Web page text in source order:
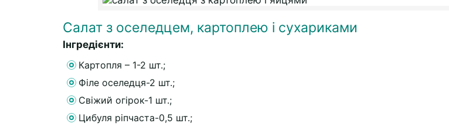
Салат з оселедцем, картоплею і сухариками
Інгредієнти:
Картопля – 1-2 шт.;
Філе оселедця-2 шт.;
Свіжий огірок-1 шт.;
Цибуля ріпчаста-0,5 шт.;